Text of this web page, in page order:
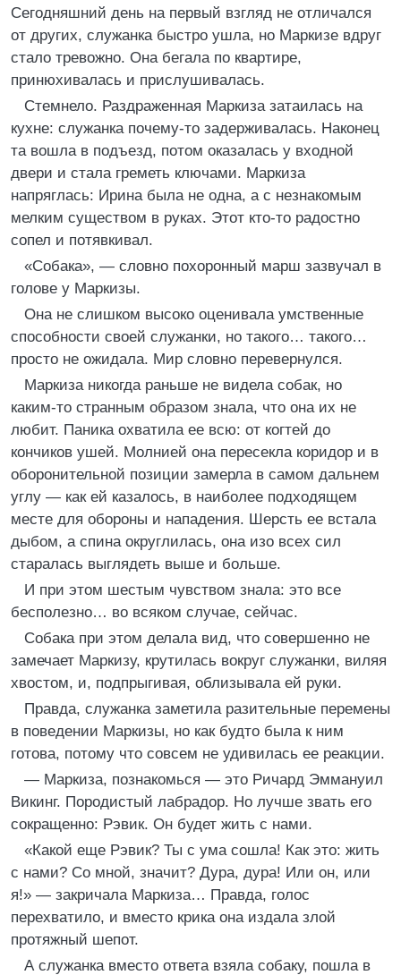
Сегодняшний день на первый взгляд не отличался
от других, служанка быстро ушла, но Маркизе вдруг
стало тревожно. Она бегала по квартире,
принюхивалась и прислушивалась.
Стемнело. Раздраженная Маркиза затаилась на
кухне: служанка почему-то задерживалась. Наконец
та вошла в подъезд, потом оказалась у входной
двери и стала греметь ключами. Маркиза
напряглась: Ирина была не одна, а с незнакомым
мелким существом в руках. Этот кто-то радостно
сопел и потявкивал.
«Собака», — словно похоронный марш зазвучал в
голове у Маркизы.
Она не слишком высоко оценивала умственные
способности своей служанки, но такого… такого…
просто не ожидала. Мир словно перевернулся.
Маркиза никогда раньше не видела собак, но
каким-то странным образом знала, что она их не
любит. Паника охватила ее всю: от когтей до
кончиков ушей. Молнией она пересекла коридор и в
оборонительной позиции замерла в самом дальнем
углу — как ей казалось, в наиболее подходящем
месте для обороны и нападения. Шерсть ее встала
дыбом, а спина округлилась, она изо всех сил
старалась выглядеть выше и больше.
И при этом шестым чувством знала: это все
бесполезно… во всяком случае, сейчас.
Собака при этом делала вид, что совершенно не
замечает Маркизу, крутилась вокруг служанки, виляя
хвостом, и, подпрыгивая, облизывала ей руки.
Правда, служанка заметила разительные перемены
в поведении Маркизы, но как будто была к ним
готова, потому что совсем не удивилась ее реакции.
— Маркиза, познакомься — это Ричард Эммануил
Викинг. Породистый лабрадор. Но лучше звать его
сокращенно: Рэвик. Он будет жить с нами.
«Какой еще Рэвик? Ты с ума сошла! Как это: жить
с нами? Со мной, значит? Дура, дура! Или он, или
я!» — закричала Маркиза… Правда, голос
перехватило, и вместо крика она издала злой
протяжный шепот.
А служанка вместо ответа взяла собаку, пошла в